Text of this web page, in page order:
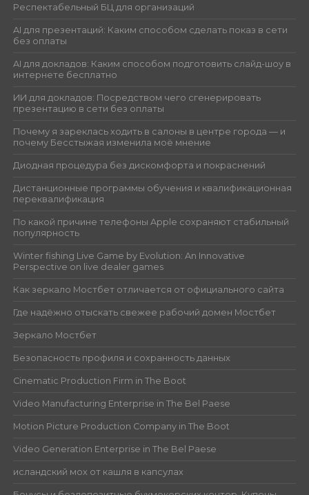
Респектабельный БЦ для организаций
AI для презентаций: Каким способом сделать показ в сети
без оплаты
AI для докладов: Каким способом подготовить слайд-шоу в
интернете бесплатно
ИИ для докладов: Посредством чего сгенерировать
презентацию в сети без оплаты
Почему я зареклась ходить в салоны в центре города — и
почему Бесстыжая изменила моё мнение
Диодная процедура без дискомфорта и покраснений
Дистанционные программы обучения и квалификационная
переквалификация
По какой причине телефоны Apple сохраняют стабильный
популярность
Winter fishing Live Game by Evolution: An Innovative
Perspective on live dealer games
Как зеркало Мостбет отличается от официального сайта
Где надёжно отыскать свежее рабочий домен Мостбет
Зеркало Мостбет
Безопасность профиля и сохранность данных
Cinematic Production Firm in The Boot
Video Manufacturing Enterprise in The Bel Paese
Motion Picture Production Company in The Boot
Video Generation Enterprise in The Bel Paese
исландский мох от кашля в капсулах